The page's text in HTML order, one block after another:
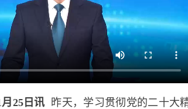
25日讯 昨天，学习贯彻党的二十大